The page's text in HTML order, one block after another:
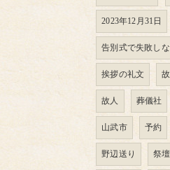
2023年12月31日
告別式で失敗し
挨拶の礼文
故人 葬儀社
山武市 予約
野辺送り 祭壇